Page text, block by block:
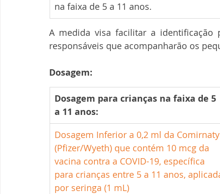
na faixa de 5 a 11 anos.
A medida visa facilitar a identificação
responsáveis que acompanharão os
Dosagem:
​Dosagem para crianças na faixa de 5
a 11 anos:
Dosagem Inferior a 0,2 ml da
(Pfizer/Wyeth) que contém 10 mcg da
vacina contra a COVID-19, específica
para crianças entre 5 a 11 anos,
por seringa (1 mL)